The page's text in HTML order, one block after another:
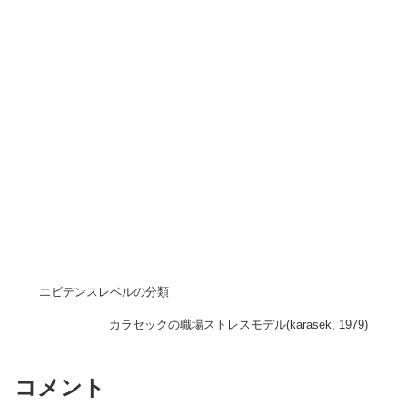
エビデンスレベルの分類
カラセックの職場ストレスモデル(karasek, 1979)
コメント